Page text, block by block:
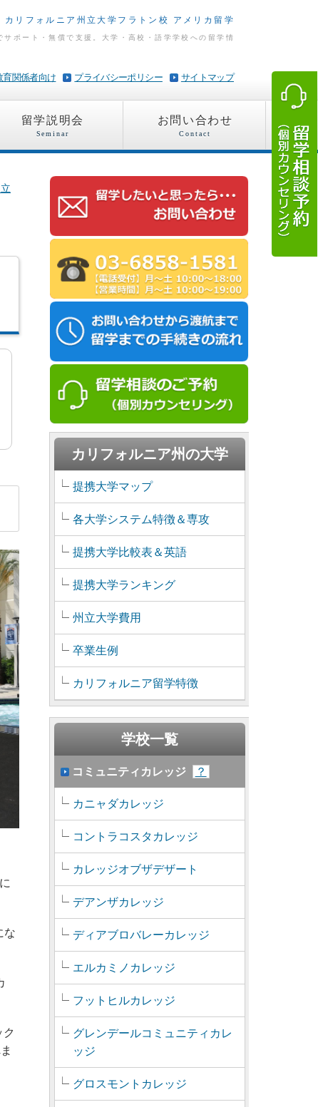
カリフォルニア州立大学フラトン校 アメリカ留学
ポート・無償で支援。大学・高校・語学学校への留学情
サイトマップ
プライバシーポリシー
育関係者向け
留学説明会
Seminar
お問い合わせ
Contact
な
カリフォルニア州の大学
提携大学マップ
各大学システム特徴＆専攻
提携大学比較表＆英語
提携大学ランキング
州立大学費用
卒業生例
カリフォルニア留学特徴
学校一覧
コミュニティカレッジ ？
カニャダカレッジ
コントラコスタカレッジ
カレッジオブザデザート
デアンザカレッジ
ディアブロバレーカレッジ
エルカミノカレッジ
フットヒルカレッジ
グレンデールコミュニティカレ
ッジ
グロスモントカレッジ